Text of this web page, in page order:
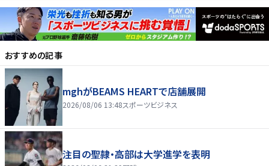
おすすめの記事
mghがBEAMS HEARTで店舗展開
2026/08/06 13:48スポーツビジネス
注目の聖隷・高部は大学進学を表明